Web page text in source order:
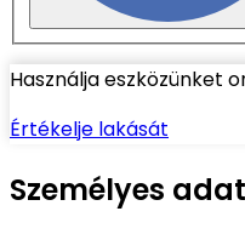
Használja eszközünket
Értékelje lakását
Személyes